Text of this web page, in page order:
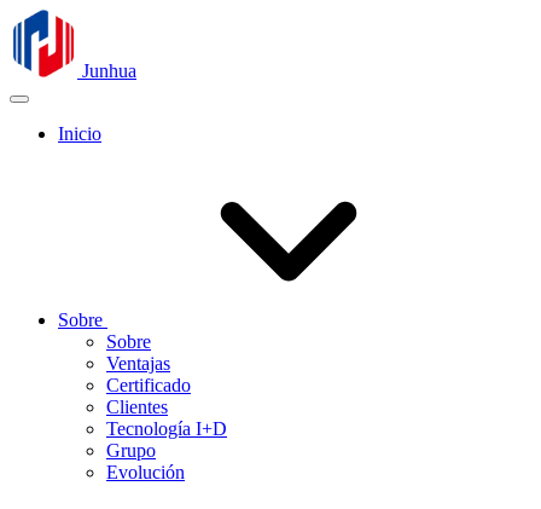
Junhua
Inicio
Sobre
Sobre
Ventajas
Certificado
Clientes
Tecnología I+D
Grupo
Evolución